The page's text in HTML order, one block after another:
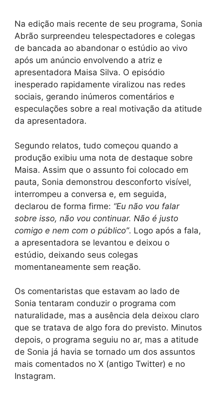
Na edição mais recente de seu programa, Sonia
Abrão surpreendeu telespectadores e colegas
de bancada ao abandonar o estúdio ao vivo
após um anúncio envolvendo a atriz e
apresentadora Maisa Silva. O episódio
inesperado rapidamente viralizou nas redes
sociais, gerando inúmeros comentários e
especulações sobre a real motivação da atitude
da apresentadora.
Segundo relatos, tudo começou quando a
produção exibiu uma nota de destaque sobre
Maisa. Assim que o assunto foi colocado em
pauta, Sonia demonstrou desconforto visível,
interrompeu a conversa e, em seguida,
declarou de forma firme: “Eu não vou falar
sobre isso, não vou continuar. Não é justo
comigo e nem com o público”. Logo após a fala,
a apresentadora se levantou e deixou o
estúdio, deixando seus colegas
momentaneamente sem reação.
Os comentaristas que estavam ao lado de
Sonia tentaram conduzir o programa com
naturalidade, mas a ausência dela deixou claro
que se tratava de algo fora do previsto. Minutos
depois, o programa seguiu no ar, mas a atitude
de Sonia já havia se tornado um dos assuntos
mais comentados no X (antigo Twitter) e no
Instagram.